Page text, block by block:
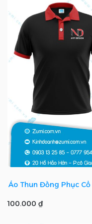
Áo Thun Đồng Phục
100.000 ₫